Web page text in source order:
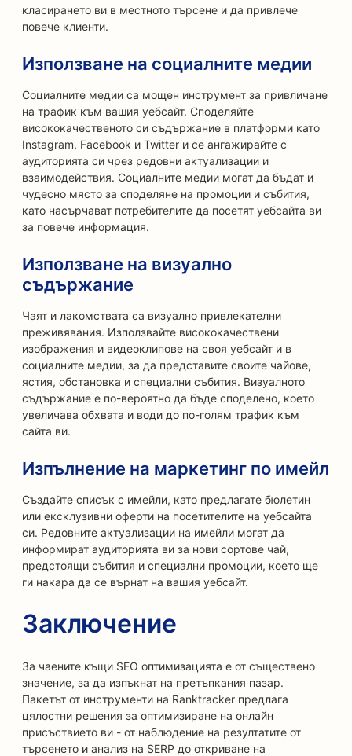
класирането ви в местното търсене и да привлече
повече клиенти.
Използване на социалните медии
Социалните медии са мощен инструмент за привличане
на трафик към вашия уебсайт. Споделяйте
висококачественото си съдържание в платформи като
Instagram, Facebook и Twitter и се ангажирайте с
аудиторията си чрез редовни актуализации и
взаимодействия. Социалните медии могат да бъдат и
чудесно място за споделяне на промоции и събития,
като насърчават потребителите да посетят уебсайта ви
за повече информация.
Използване на визуално
съдържание
Чаят и лакомствата са визуално привлекателни
преживявания. Използвайте висококачествени
изображения и видеоклипове на своя уебсайт и в
социалните медии, за да представите своите чайове,
ястия, обстановка и специални събития. Визуалното
съдържание е по-вероятно да бъде споделено, което
увеличава обхвата и води до по-голям трафик към
сайта ви.
Изпълнение на маркетинг по имейл
Създайте списък с имейли, като предлагате бюлетин
или ексклузивни оферти на посетителите на уебсайта
си. Редовните актуализации на имейли могат да
информират аудиторията ви за нови сортове чай,
предстоящи събития и специални промоции, което ще
ги накара да се върнат на вашия уебсайт.
Заключение
За чаените къщи SEO оптимизацията е от съществено
значение, за да изпъкнат на претъпкания пазар.
Пакетът от инструменти на Ranktracker предлага
цялостни решения за оптимизиране на онлайн
присъствието ви - от наблюдение на резултатите от
търсенето и анализ на SERP до откриване на